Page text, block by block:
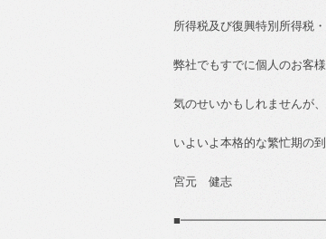
所得税及び復興特別所得税
弊社でもすでに個人のお客
気のせいかもしれませんが
いよいよ本格的な繁忙期の到
宮元 健志
■